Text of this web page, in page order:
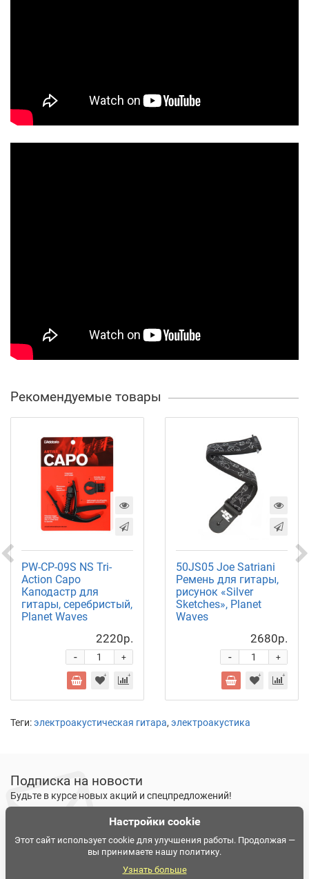
Рекомендуемые товары
PW-CP-09S NS Tri-
Action Capo
Каподастр для
гитары, серебристый,
Planet Waves
2220р.
+
-
50JS05 Joe Satriani
Ремень для гитары,
рисунок «Silver
Sketches», Planet
Waves
2680р.
+
-
Теги:электроакустическая гитара, электроакустика
Подписка на новости
Будьте в курсе новых акций и спецпредложений!
Подписаться
Ознакомлен и согласен с условиями политики
конфиденциальности
Настройки cookie
Этот сайт использует cookie для улучшения работы. Продолжая —
вы принимаете нашу политику.
Узнать больше